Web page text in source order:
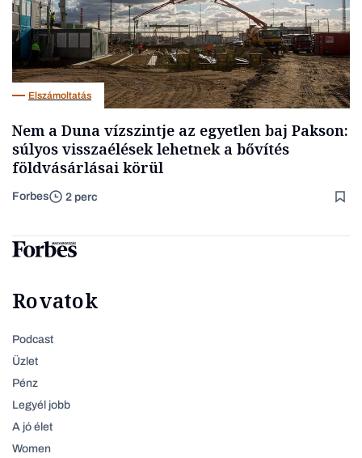
Elszámoltatás
Nem a Duna vízszintje az egyetlen baj Pakson:
súlyos visszaélések lehetnek a bővítés
földvásárlásai körül
Forbes 2 perc
Rovatok
Podcast
Üzlet
Pénz
Legyél jobb
A jó élet
Women